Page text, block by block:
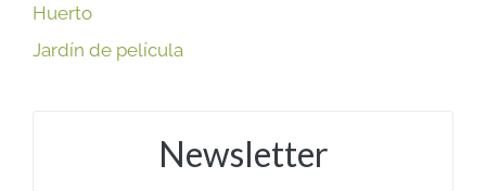
Huerto
Jardín de película
Newsletter